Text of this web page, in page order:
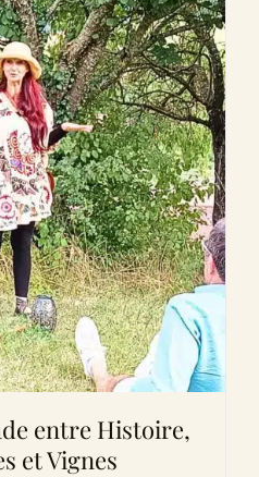
entre Histoire,
et Vignes